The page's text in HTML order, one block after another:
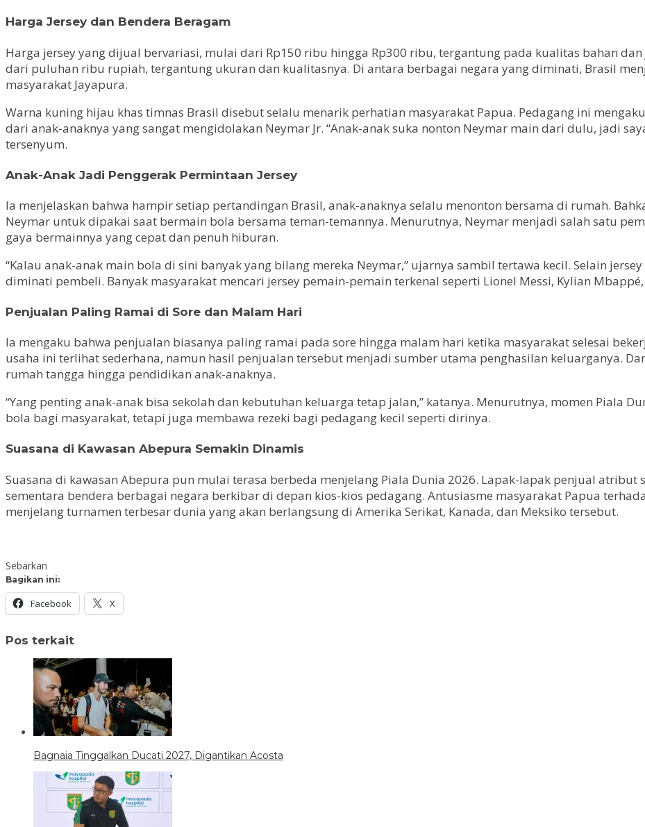
Harga Jersey dan Bendera Beragam
Harga jersey yang dijual bervariasi, mulai dari Rp150 ribu hingga Rp300 ribu, tergantung pada kualitas bahan
dari puluhan ribu rupiah, tergantung ukuran dan kualitasnya. Di antara berbagai negara yang diminati, Brasil
masyarakat Jayapura.
Warna kuning hijau khas timnas Brasil disebut selalu menarik perhatian masyarakat Papua. Pedagang ini
dari anak-anaknya yang sangat mengidolakan Neymar Jr. “Anak-anak suka nonton Neymar main dari dulu, jadi
tersenyum.
Anak-Anak Jadi Penggerak Permintaan Jersey
Ia menjelaskan bahwa hampir setiap pertandingan Brasil, anak-anaknya selalu menonton bersama di rumah.
Neymar untuk dipakai saat bermain bola bersama teman-temannya. Menurutnya, Neymar menjadi salah satu
gaya bermainnya yang cepat dan penuh hiburan.
“Kalau anak-anak main bola di sini banyak yang bilang mereka Neymar,” ujarnya sambil tertawa kecil. Selain
diminati pembeli. Banyak masyarakat mencari jersey pemain-pemain terkenal seperti Lionel Messi, Kylian
Penjualan Paling Ramai di Sore dan Malam Hari
Ia mengaku bahwa penjualan biasanya paling ramai pada sore hingga malam hari ketika masyarakat selesai
usaha ini terlihat sederhana, namun hasil penjualan tersebut menjadi sumber utama penghasilan keluarganya.
rumah tangga hingga pendidikan anak-anaknya.
“Yang penting anak-anak bisa sekolah dan kebutuhan keluarga tetap jalan,” katanya. Menurutnya, momen Piala
bola bagi masyarakat, tetapi juga membawa rezeki bagi pedagang kecil seperti dirinya.
Suasana di Kawasan Abepura Semakin Dinamis
Suasana di kawasan Abepura pun mulai terasa berbeda menjelang Piala Dunia 2026. Lapak-lapak penjual
sementara bendera berbagai negara berkibar di depan kios-kios pedagang. Antusiasme masyarakat Papua
menjelang turnamen terbesar dunia yang akan berlangsung di Amerika Serikat, Kanada, dan Meksiko tersebut.
Sebarkan
Bagikan ini:
Facebook X
Pos terkait
Bagnaia Tinggalkan Ducati 2027, Digantikan Acosta